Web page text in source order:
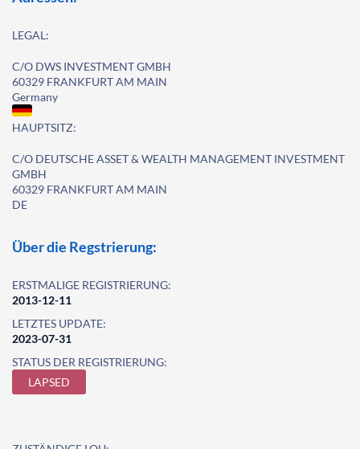
LEGAL:
C/O DWS INVESTMENT GMBH
60329 FRANKFURT AM MAIN
Germany
HAUPTSITZ:
C/O DEUTSCHE ASSET & WEALTH MANAGEMENT INVESTMENT
GMBH
60329 FRANKFURT AM MAIN
DE
Über die Regstrierung:
ERSTMALIGE REGISTRIERUNG:
2013-12-11
LETZTES UPDATE:
2023-07-31
STATUS DER REGISTRIERUNG:
LAPSED